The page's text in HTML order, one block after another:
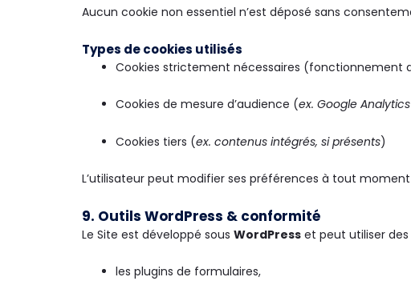
Aucun cookie non essentiel n’est déposé sans
Types de cookies utilisés
Cookies strictement nécessaires (fonctionnement
Cookies de mesure d’audience (ex. Google
Cookies tiers (ex. contenus intégrés, si présents)
L’utilisateur peut modifier ses préférences à tout
9. Outils WordPress & conformité
Le Site est développé sous WordPress et peut utiliser
les plugins de formulaires,